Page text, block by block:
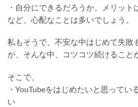
・自分にできるだろうか、メリット
など、心配なことは多いでしょう。
私もそうで、不安な中はじめて失敗
が、そんな中、コツコツ続けること
そこで、
・YouTubeをはじめたいと思ってい
い